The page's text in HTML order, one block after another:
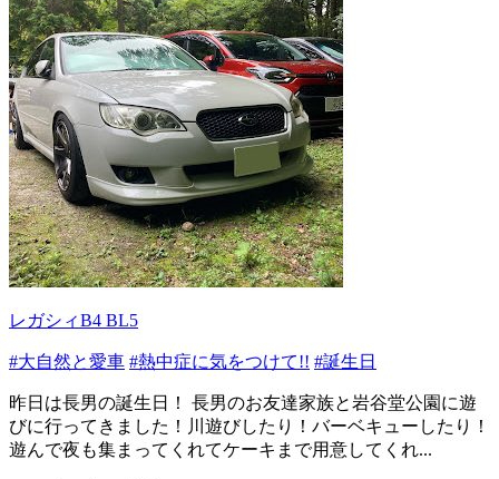
レガシィB4 BL5
#大自然と愛車 #熱中症に気をつけて!! #誕生日
昨日は長男の誕生日！ 長男のお友達家族と岩谷堂公園に遊
びに行ってきました！川遊びしたり！バーベキューしたり！
遊んで夜も集まってくれてケーキまで用意してくれ...